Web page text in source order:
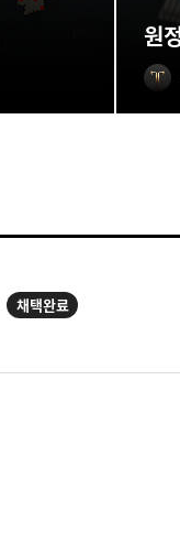
채택완료